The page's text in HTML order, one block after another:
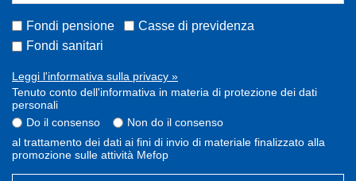
Fondi pensione
Casse di previdenza
Fondi sanitari
Leggi l'informativa sulla privacy »
Tenuto conto dell'informativa in materia di protezione dei dati
personali
Do il consenso
Non do il consenso
al trattamento dei dati ai fini di invio di materiale finalizzato alla
promozione sulle attività Mefop